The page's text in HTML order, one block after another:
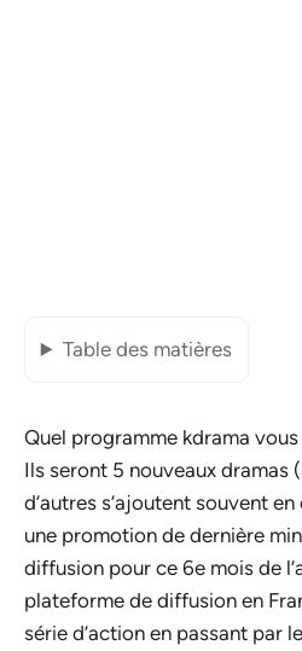
Table des matières
Quel programme kdrama
Ils seront 5 nouveaux dramas
d’autres s’ajoutent souvent
une promotion de dernière
diffusion pour ce 6e mois de
plateforme de diffusion en
série d’action en passant par